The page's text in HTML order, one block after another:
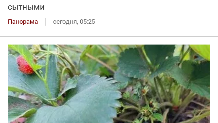
сытными
Панорама сегодня, 05:25